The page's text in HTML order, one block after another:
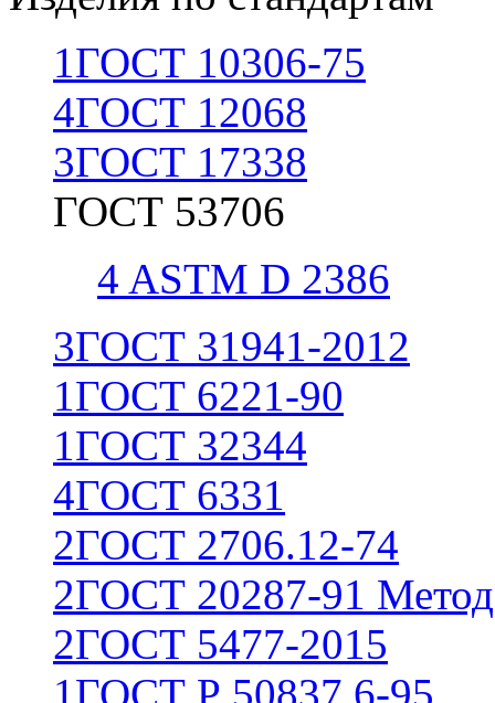
1ГОСТ 10306-75
4ГОСТ 12068
3ГОСТ 17338
ГОСТ 53706
4 ASTM D 2386
3ГОСТ 31941-2012
1ГОСТ 6221-90
1ГОСТ 32344
4ГОСТ 6331
2ГОСТ 2706.12-74
2ГОСТ 20287-91
2ГОСТ 5477-2015